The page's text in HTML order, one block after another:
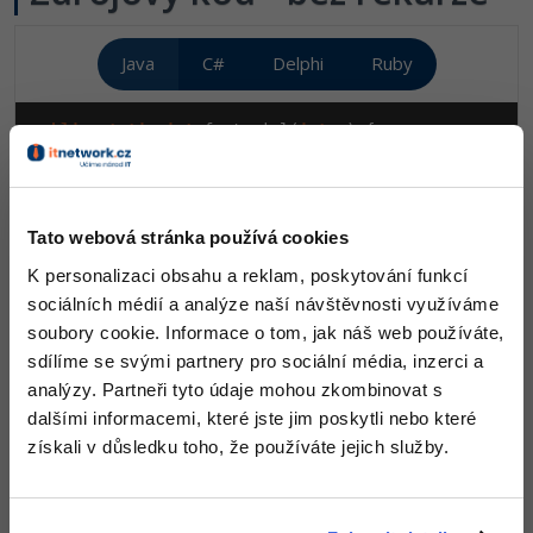
Tato webová stránka používá cookies
K personalizaci obsahu a reklam, poskytování funkcí
sociálních médií a analýze naší návštěvnosti využíváme
soubory cookie. Informace o tom, jak náš web používáte,
sdílíme se svými partnery pro sociální média, inzerci a
analýzy. Partneři tyto údaje mohou zkombinovat s
dalšími informacemi, které jste jim poskytli nebo které
získali v důsledku toho, že používáte jejich služby.
Windows
Linux
Sítě
Elektronický podpis
Fórum
Java C# Delphi Ruby
public static int factorial(int x) {
if (x < 0
(x > 10
int result = 1;
  }
}
Rekurzivně faktoriál naprogramujeme tak, že budeme
vždy vracet parametr x a tím vynásobený výsledek
funkce s parametrem o jednu menší. Když si rozmyslíme,
kdy by se měla rekurze zastavit, dospějeme k podmínce
x = 1. Pokud budeme chtít, aby nám funkce správě